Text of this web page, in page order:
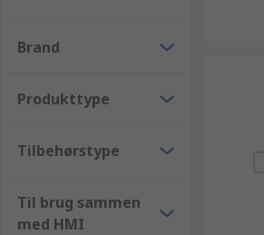
Brand
Produkttype
Tilbehørstype
Til brug sammen
med HMI